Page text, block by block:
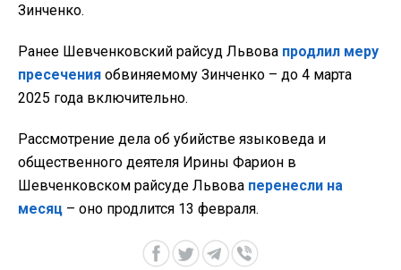
Зинченко.
Ранее Шевченковский райсуд Львова продлил меру
пресечения обвиняемому Зинченко – до 4 марта
2025 года включительно.
Рассмотрение дела об убийстве языковеда и
общественного деятеля Ирины Фарион в
Шевченковском райсуде Львова перенесли на
месяц – оно продлится 13 февраля.